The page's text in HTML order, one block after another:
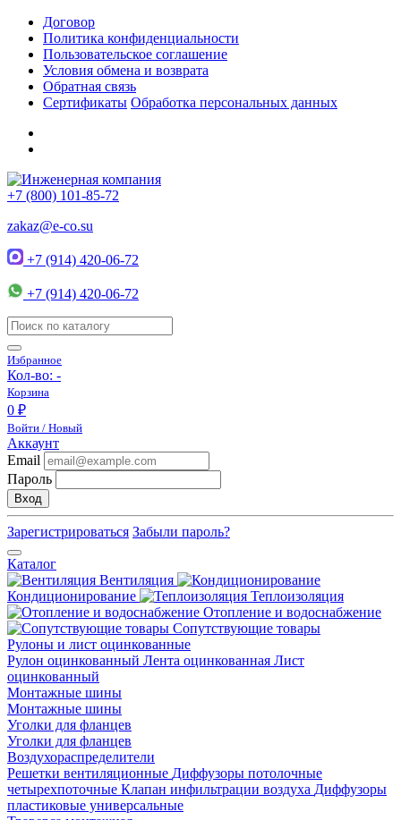
Договор
Политика конфиденциальности
Пользовательское соглашение
Условия обмена и возврата
Обратная связь
Сертификаты Обработка персональных данных
+7 (800) 101-85-72
zakaz@e-co.su
+7 (914) 420-06-72
+7 (914) 420-06-72
Избранное
Кол-во: -
Корзина
0 ₽
Войти / Новый
Аккаунт
Email
Пароль
Вход
Зарегистрироваться Забыли пароль?
Каталог
Вентиляция
Кондиционирование
Теплоизоляция
Отопление и водоснабжение
Сопутствующие товары
Рулоны и лист оцинкованные
Рулон оцинкованный Лента оцинкованная Лист
оцинкованный
Монтажные шины
Монтажные шины
Уголки для фланцев
Уголки для фланцев
Воздухораспределители
Решетки вентиляционные Диффузоры потолочные
четырехпоточные Клапан инфильтрации воздуха Диффузоры
пластиковые универсальные